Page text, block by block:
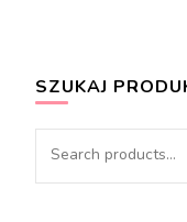
SZUKAJ
Search